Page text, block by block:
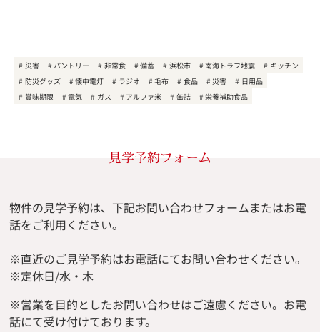
災害 パントリー 非常食 備蓄 浜松市 南海トラフ地震
キッチン
防災グッズ
懐中電灯 ラジオ 毛布 食品 災害
日用品
賞味期限
電気 ガス アルファ米 缶詰 栄養補助食品
見学予約フォーム
物件の見学予約は、下記お問い合わせフォームまたはお電
話をご利用ください。
※直近のご見学予約はお電話にてお問い合わせください。
※定休日/水・木
※営業を目的としたお問い合わせはご遠慮ください。 お電
話にて受け付けております。